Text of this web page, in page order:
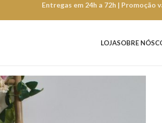
Entregas em 24h a 72h | Promoção
LOJASOBRE NÓS